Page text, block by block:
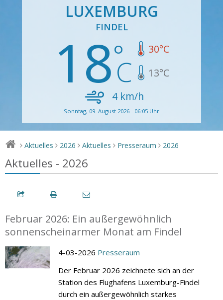
LUXEMBURG
FINDEL
18 30°C
13°C
4 km/h
Sonntag, 09. August 2026 - 06:05 Uhr
> Aktuelles > 2026 > Aktuelles > Presseraum > 2026
Aktuelles - 2026
Februar 2026: Ein außergewöhnlich
sonnenscheinarmer Monat am Findel
4-03-2026 Presseraum
Der Februar 2026 zeichnete sich an der
Station des Flughafens Luxemburg-Findel
durch ein außergewöhnlich starkes